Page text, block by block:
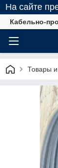
На сайте
Кабельно-
Товары и